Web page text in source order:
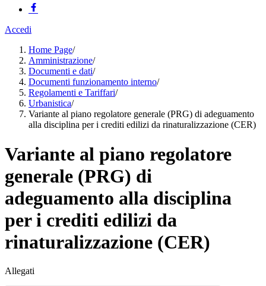
Accedi
Home Page/
Amministrazione/
Documenti e dati/
Documenti funzionamento interno/
Regolamenti e Tariffari/
Urbanistica/
Variante al piano regolatore generale (PRG) di adeguamento
alla disciplina per i crediti edilizi da rinaturalizzazione (CER)
Variante al piano regolatore
generale (PRG) di
adeguamento alla disciplina
per i crediti edilizi da
rinaturalizzazione (CER)
Allegati